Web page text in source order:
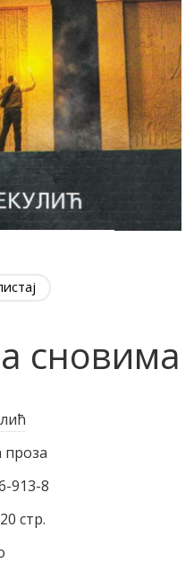
сновима
913-8
стр.